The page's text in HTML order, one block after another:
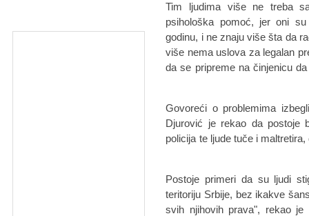
"Tim ljudima više ne treba
psihološka pomoć, jer oni
godinu, i ne znaju više šta da
više nema uslova za legalan
da se pripreme na činjenicu
Govoreći o problemima
Djurović je rekao da postoje
policija te ljude tuče i
"Postoje primeri da su ljudi
teritoriju Srbije, bez ikakve
svih njihovih prava", rekao